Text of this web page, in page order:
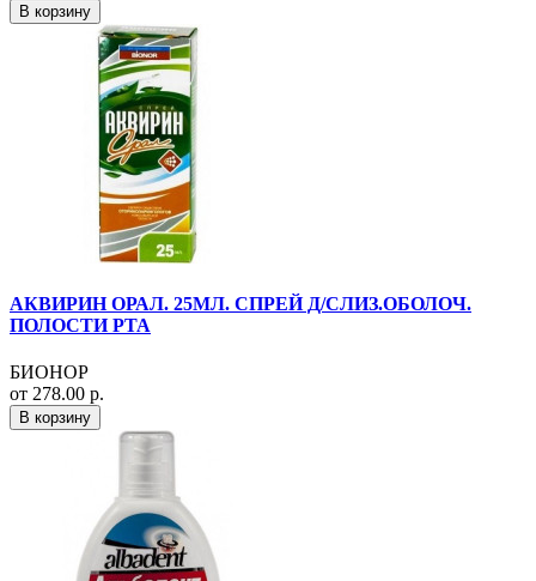
В корзину
АКВИРИН ОРАЛ. 25МЛ. СПРЕЙ Д/СЛИЗ.ОБОЛОЧ.
ПОЛОСТИ РТА
БИОНОР
от 278.00 р.
В корзину